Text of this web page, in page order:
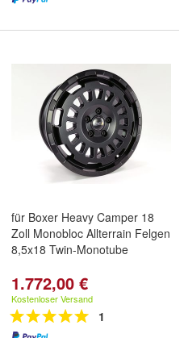
für Boxer Heavy Camper 18
Zoll Monobloc Allterrain Felgen
8,5x18 Twin-Monotube
1.772,00 €
Kostenloser Versand
1